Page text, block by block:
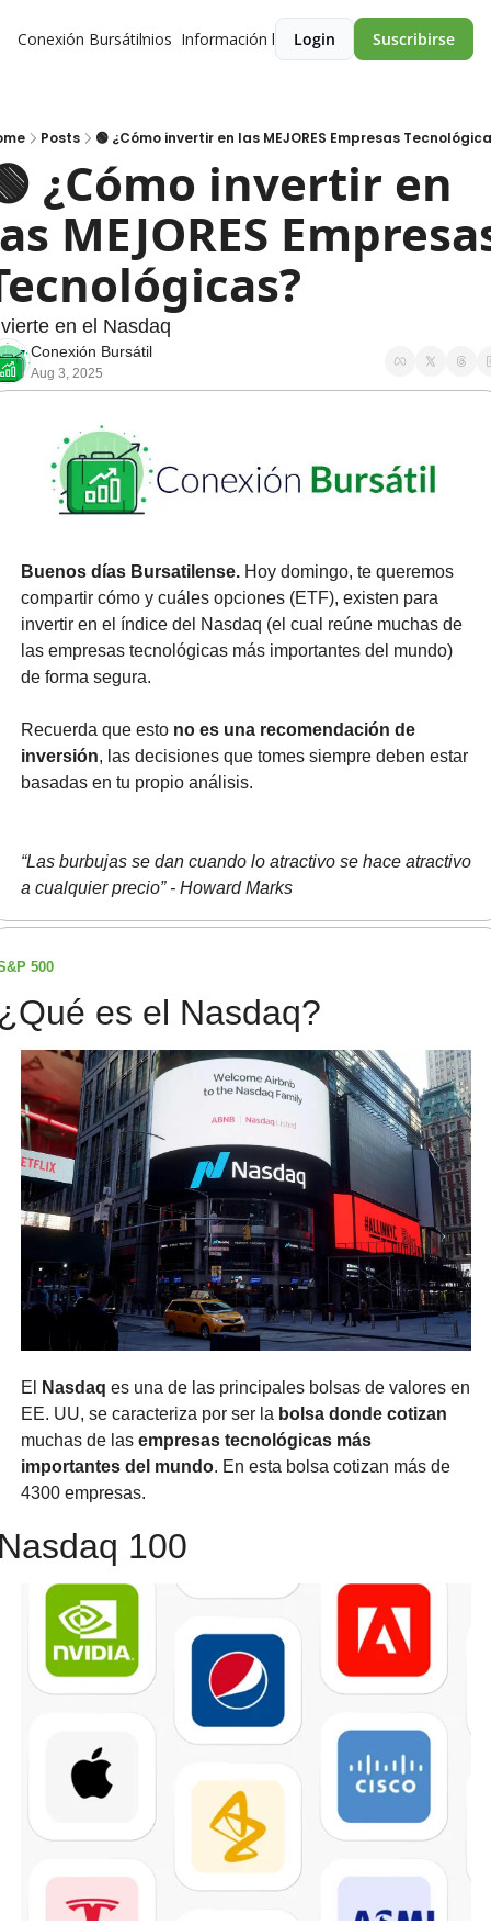
Conexión BursátilPremios Información legalLogin Suscribirse
Posts 🟢 ¿Cómo invertir en las MEJORES Empresas
¿Cómo invertir en
MEJORES
en el Nasdaq
Conexión Bursátil
Aug 3, 2025
Buenos días Bursatilense. Hoy domingo, te queremos
compartir cómo y cuáles opciones (ETF), existen para
invertir en el índice del Nasdaq (el cual reúne muchas de
las empresas tecnológicas más importantes del mundo)
de forma segura.
Recuerda que esto no es una recomendación de
inversión, las decisiones que tomes siempre deben estar
basadas en tu propio análisis.
“Las burbujas se dan cuando lo atractivo se hace atractivo
a cualquier precio” - Howard Marks
500
es el Nasdaq?
El Nasdaq es una de las principales bolsas de valores en
EE. UU, se caracteriza por ser la bolsa donde cotizan
muchas de las empresas tecnológicas más
importantes del mundo. En esta bolsa cotizan más de
4300 empresas.
100